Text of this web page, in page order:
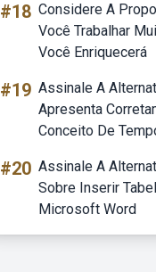
#18 Considere A
Você Trabalhar
Você Enriquecerá
#19 Assinale A
Apresenta
Conceito De
#20 Assinale A
Sobre Inserir
Microsoft Word